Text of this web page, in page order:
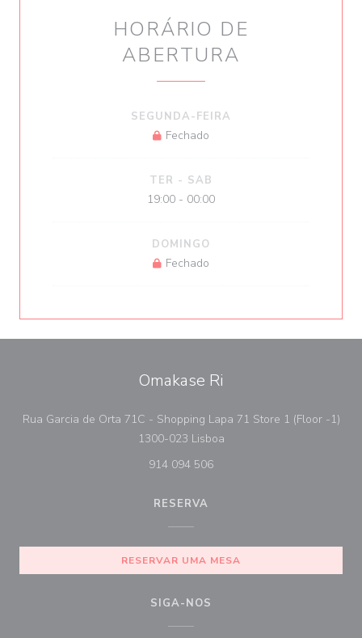
HORÁRIO DE
ABERTURA
SEGUNDA-FEIRA
Fechado
TER - SAB
19:00 - 00:00
DOMINGO
Fechado
Omakase Ri
Rua Garcia de Orta 71C - Shopping Lapa 71 Store 1 (Floor -1)
1300-023 Lisboa((abre numa nova janela))
914 094 506
RESERVA
RESERVAR UMA MESA
SIGA-NOS